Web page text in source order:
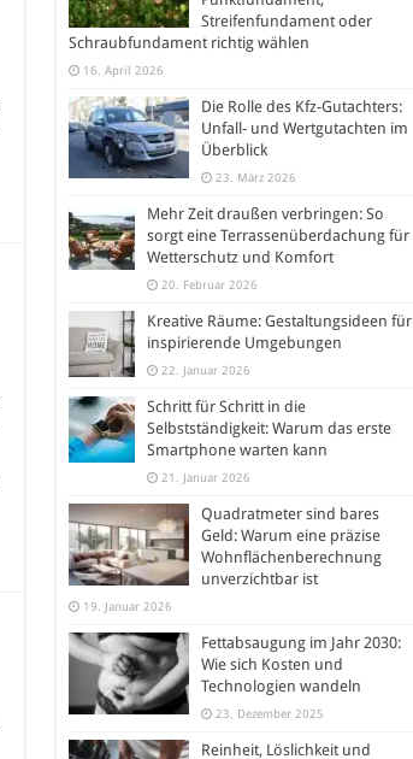
Streifenfundament oder
Schraubfundament richtig wählen
16. April 2026
Die Rolle des Kfz-Gutachters:
Unfall- und Wertgutachten im
Überblick
23. März 2026
Mehr Zeit draußen verbringen: So
sorgt eine Terrassenüberdachung für
Wetterschutz und Komfort
20. Februar 2026
Kreative Räume: Gestaltungsideen für
inspirierende Umgebungen
22. Januar 2026
Schritt für Schritt in die
Selbstständigkeit: Warum das erste
Smartphone warten kann
21. Januar 2026
Quadratmeter sind bares
Geld: Warum eine präzise
Wohnflächenberechnung
unverzichtbar ist
19. Januar 2026
Fettabsaugung im Jahr 2030:
Wie sich Kosten und
Technologien wandeln
23. Dezember 2025
Reinheit, Löslichkeit und